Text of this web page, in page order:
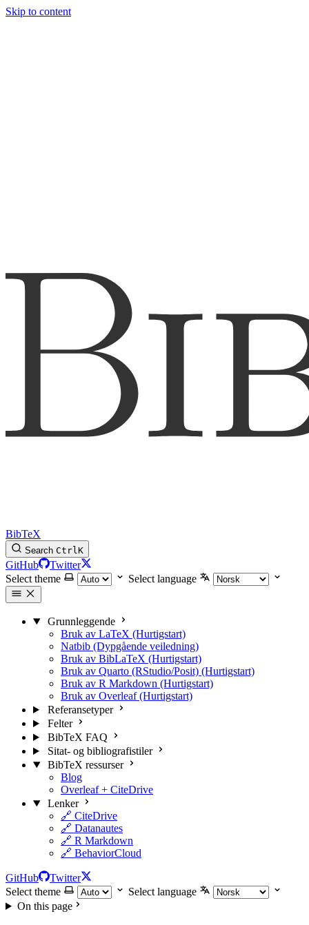
Skip to content
BibTeX
Search CtrlK
GitHub
Twitter
Select theme
Select language
Grunnleggende
Bruk av LaTeX (Hurtigstart)
Natbib (Dypgående veiledning)
Bruk av BibLaTeX (Hurtigstart)
Bruk av Quarto (RStudio/Posit) (Hurtigstart)
Bruk av R Markdown (Hurtigstart)
Bruk av Overleaf (Hurtigstart)
Referansetyper
Felter
BibTeX FAQ
Sitat- og bibliografistiler
BibTeX ressurser
Blog
Overleaf + CiteDrive
Lenker
🔗 CiteDrive
🔗 Datanautes
🔗 R Markdown
🔗 BehaviorCloud
GitHub
Twitter
Select theme
Select language
On this page